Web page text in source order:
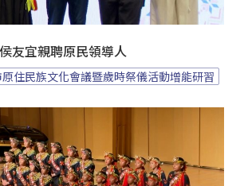
友宜親聘原民領導人
住民族文化會議暨歲時祭儀活動增能研習